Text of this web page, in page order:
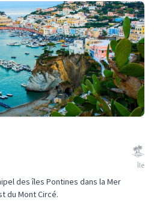
Île
des îles Pontines dans la Mer
du Mont Circé.